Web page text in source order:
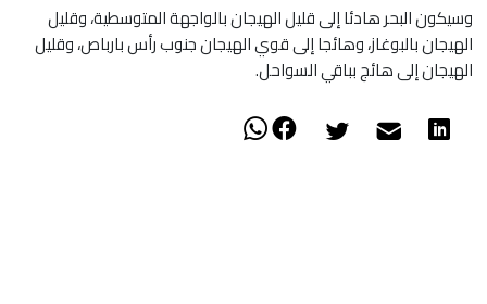
وسيكون البحر هادئا إلى قليل الهيجان بالواجهة المتوسطية، وقليل
الهيجان بالبوغاز، وهائجا إلى قوي الهيجان جنوب رأس بارباص، وقليل
الهيجان إلى هائج بباقي السواحل.